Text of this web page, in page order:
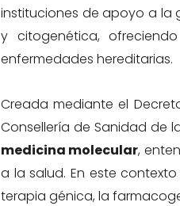
instituciones de apoyo a la
y citogenética,
enfermedades hereditarias.
Creada mediante el
Consellería de Sanidad de
medicina molecular,
a la salud. En este
terapia génica, la